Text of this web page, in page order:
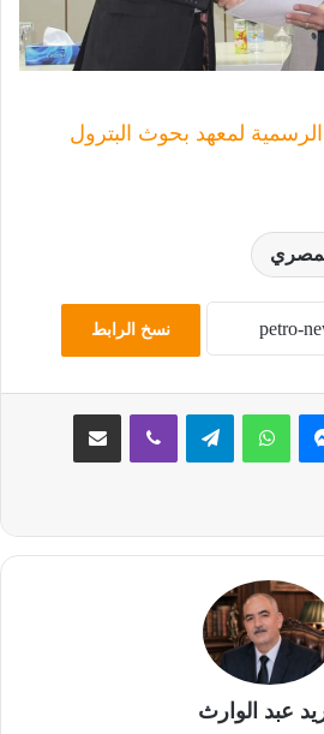
لمعهد بحوث البترول
نسخ الرابط
ماسنجر واتساب تيلقرام ڤايبر مشاركة عبر البريد
عبد الوارث